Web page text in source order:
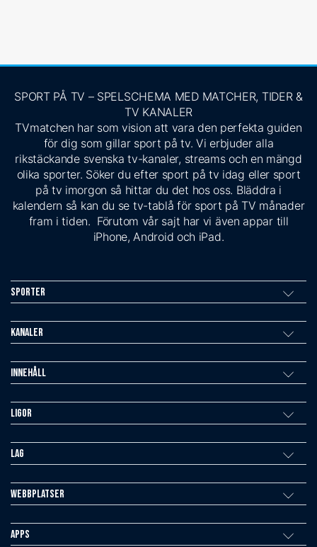
SPORT PÅ TV – SPELSCHEMA MED MATCHER, TIDER &
TV KANALER
TVmatchen har som vision att vara den perfekta guiden
för dig som gillar sport på tv. Vi erbjuder alla
rikstäckande svenska tv-kanaler, streams och en mängd
olika sporter. Söker du efter sport på tv idag eller sport
på tv imorgon så hittar du det hos oss. Bläddra i
kalendern så kan du se tv-tablå för sport på TV månader
fram i tiden. Förutom vår sajt har vi även appar till
iPhone, Android och iPad.
Sporter
Kanaler
Innehåll
Ligor
Lag
Webbplatser
Apps